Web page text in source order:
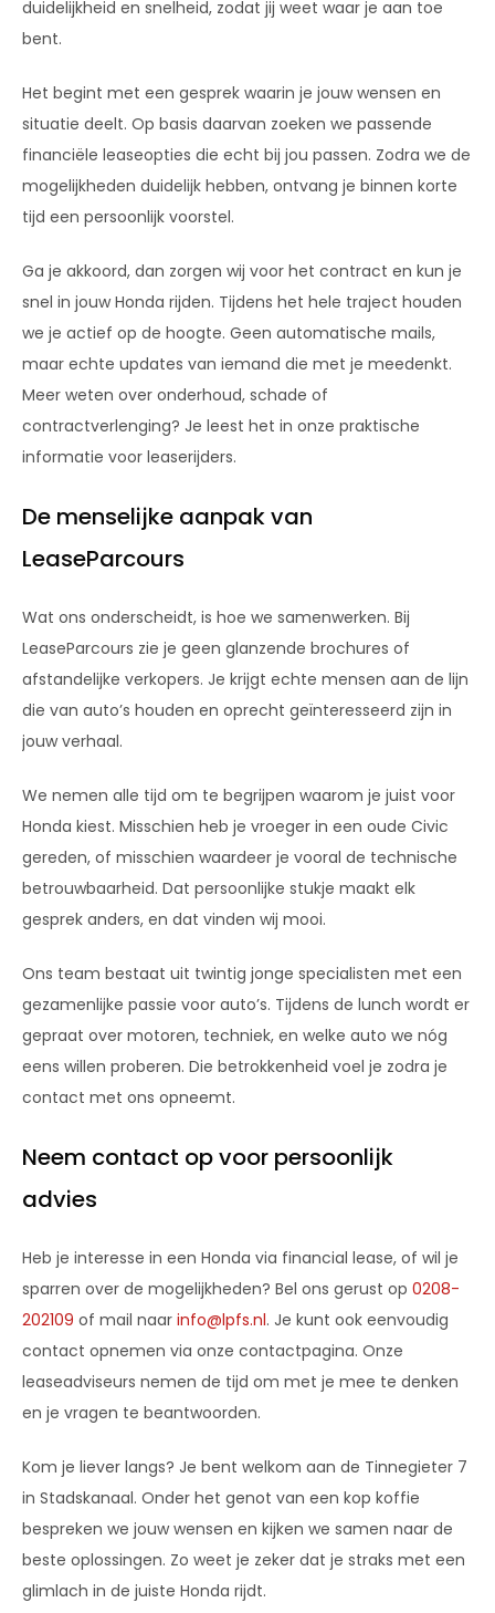
duidelijkheid en snelheid, zodat jij weet waar je aan toe
bent.
Het begint met een gesprek waarin je jouw wensen en
situatie deelt. Op basis daarvan zoeken we passende
financiële leaseopties die echt bij jou passen. Zodra we de
mogelijkheden duidelijk hebben, ontvang je binnen korte
tijd een persoonlijk voorstel.
Ga je akkoord, dan zorgen wij voor het contract en kun je
snel in jouw Honda rijden. Tijdens het hele traject houden
we je actief op de hoogte. Geen automatische mails,
maar echte updates van iemand die met je meedenkt.
Meer weten over onderhoud, schade of
contractverlenging? Je leest het in onze praktische
informatie voor leaserijders.
De menselijke aanpak van
LeaseParcours
Wat ons onderscheidt, is hoe we samenwerken. Bij
LeaseParcours zie je geen glanzende brochures of
afstandelijke verkopers. Je krijgt echte mensen aan de lijn
die van auto’s houden en oprecht geïnteresseerd zijn in
jouw verhaal.
We nemen alle tijd om te begrijpen waarom je juist voor
Honda kiest. Misschien heb je vroeger in een oude Civic
gereden, of misschien waardeer je vooral de technische
betrouwbaarheid. Dat persoonlijke stukje maakt elk
gesprek anders, en dat vinden wij mooi.
Ons team bestaat uit twintig jonge specialisten met een
gezamenlijke passie voor auto’s. Tijdens de lunch wordt er
gepraat over motoren, techniek, en welke auto we nóg
eens willen proberen. Die betrokkenheid voel je zodra je
contact met ons opneemt.
Neem contact op voor persoonlijk
advies
Heb je interesse in een Honda via financial lease, of wil je
sparren over de mogelijkheden? Bel ons gerust op 0208-
202109 of mail naar info@lpfs.nl. Je kunt ook eenvoudig
contact opnemen via onze contactpagina. Onze
leaseadviseurs nemen de tijd om met je mee te denken
en je vragen te beantwoorden.
Kom je liever langs? Je bent welkom aan de Tinnegieter 7
in Stadskanaal. Onder het genot van een kop koffie
bespreken we jouw wensen en kijken we samen naar de
beste oplossingen. Zo weet je zeker dat je straks met een
glimlach in de juiste Honda rijdt.